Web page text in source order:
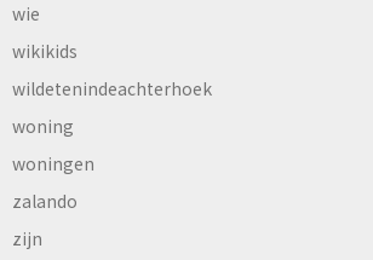
wie
wikikids
wildetenindeachterhoek
woning
woningen
zalando
zijn